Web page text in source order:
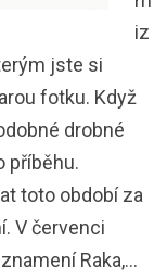
iz
jste si
fotku. Když
drobné
příběhu.
toto období za
V červenci
Raka,…